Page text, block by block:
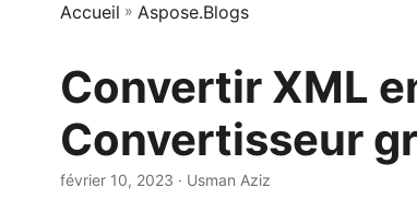
Accueil » Aspose.Blogs
Convertir XML
Convertisseur
février 10, 2023 · Usman Aziz